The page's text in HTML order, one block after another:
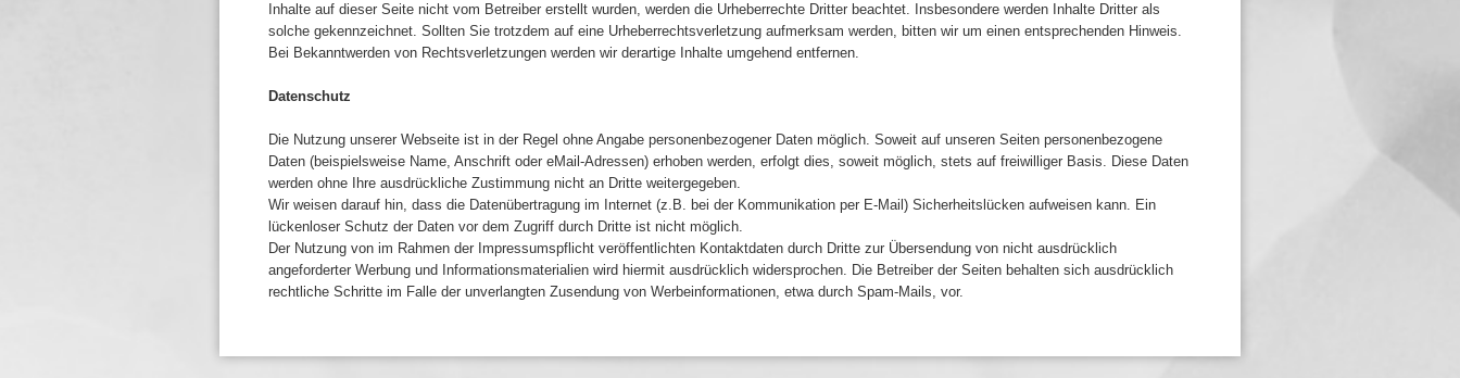
Inhalte auf dieser Seite nicht vom Betreiber erstellt wurden, werden die Urheberrechte Dritter beachtet. Insbesondere werden Inhalte Dritter als
solche gekennzeichnet. Sollten Sie trotzdem auf eine Urheberrechtsverletzung aufmerksam werden, bitten wir um einen entsprechenden Hinweis.
Bei Bekanntwerden von Rechtsverletzungen werden wir derartige Inhalte umgehend entfernen.
Datenschutz
Die Nutzung unserer Webseite ist in der Regel ohne Angabe personenbezogener Daten möglich. Soweit auf unseren Seiten personenbezogene
Daten (beispielsweise Name, Anschrift oder eMail-Adressen) erhoben werden, erfolgt dies, soweit möglich, stets auf freiwilliger Basis. Diese Daten
werden ohne Ihre ausdrückliche Zustimmung nicht an Dritte weitergegeben.
Wir weisen darauf hin, dass die Datenübertragung im Internet (z.B. bei der Kommunikation per E-Mail) Sicherheitslücken aufweisen kann. Ein
lückenloser Schutz der Daten vor dem Zugriff durch Dritte ist nicht möglich.
Der Nutzung von im Rahmen der Impressumspflicht veröffentlichten Kontaktdaten durch Dritte zur Übersendung von nicht ausdrücklich
angeforderter Werbung und Informationsmaterialien wird hiermit ausdrücklich widersprochen. Die Betreiber der Seiten behalten sich ausdrücklich
rechtliche Schritte im Falle der unverlangten Zusendung von Werbeinformationen, etwa durch Spam-Mails, vor.